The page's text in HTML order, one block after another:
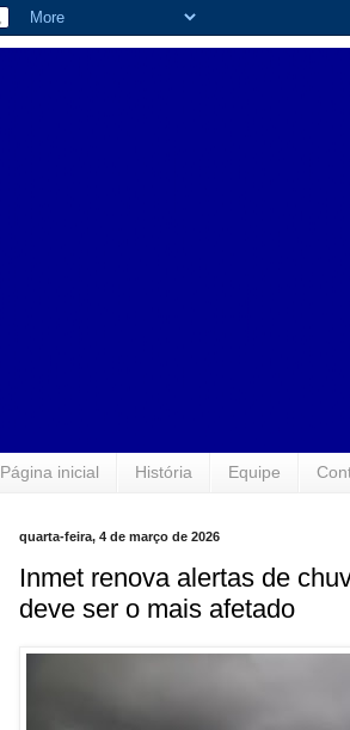
Página inicial História Equipe
quarta-feira, 4 de março de 2026
Inmet renova alertas de
deve ser o mais afetado